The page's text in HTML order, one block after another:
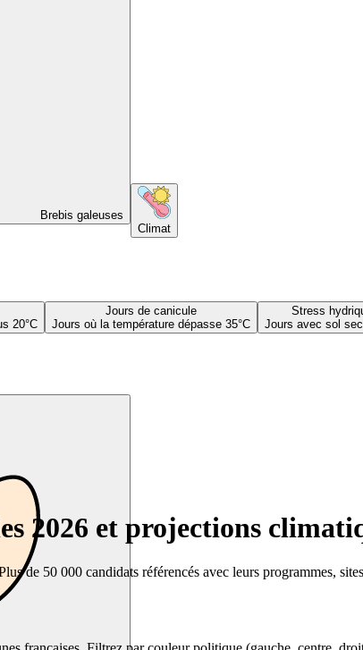
Brebis galeuses
Climat
20°C
Jours de canicule
Jours où la température dépasse 35°C
Stress
Jours avec sol
2026 et projections
de 50 000 candidats référencés avec leurs programmes,